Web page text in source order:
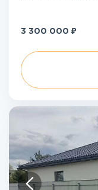
3 300 000 ₽